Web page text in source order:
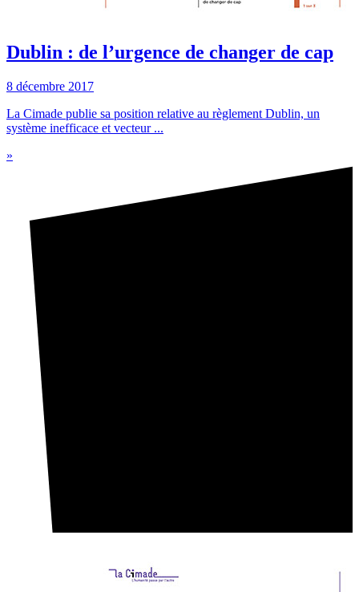
Dublin : de l’urgence de changer de cap
8 décembre 2017
La Cimade publie sa position relative au règlement Dublin, un
système inefficace et vecteur ...
»